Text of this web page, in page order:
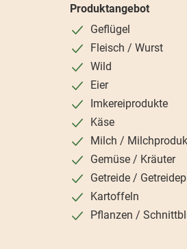
Produktangebot
Geflügel
Fleisch / Wurst
Wild
Eier
Imkereiprodukte
Käse
Milch /
Gemüse / Kräuter
Getreide /
Kartoffeln
Pflanzen /